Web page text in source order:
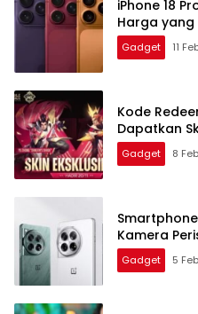
iPhone 18
Harga
Gadget 11
Kode
Dapatkan
Gadget 8
Kamera
Gadget 5